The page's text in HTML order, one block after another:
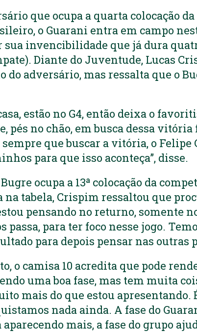
que ocupa a quarta colocação da
o Guarani entra em campo
invencibilidade que já dura
Diante do Juventude, Lucas
do adversário, mas ressalta que o
estão no G4, então deixa o
pés no chão, em busca dessa vitória
que buscar a vitória, o Felipe
para que isso aconteça”, disse.
ocupa a 13ª colocação da
na tabela, Crispim ressaltou que
pensando no returno, somente
passa, para ter foco nesse jogo.
para depois pensar nas outras
o camisa 10 acredita que pode
uma boa fase, mas tem muita
mais do que estou apresentando.
nada ainda. A fase do
mais, a fase do grupo